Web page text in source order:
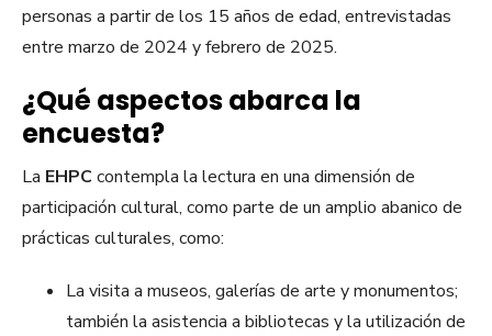
personas a partir de los 15 años de edad, entrevistadas
entre marzo de 2024 y febrero de 2025.
¿Qué aspectos abarca la
encuesta?
La EHPC contempla la lectura en una dimensión de
participación cultural, como parte de un amplio abanico de
prácticas culturales, como:
La visita a museos, galerías de arte y monumentos;
también la asistencia a bibliotecas y la utilización de